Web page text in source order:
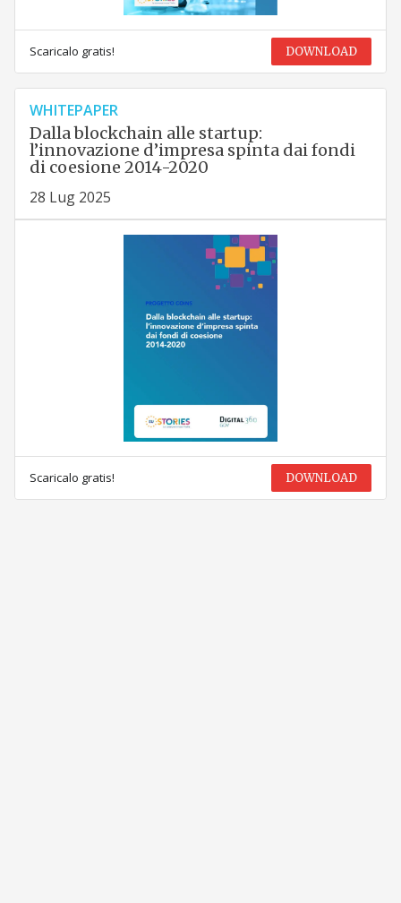
Scaricalo gratis! DOWNLOAD
WHITEPAPER
Dalla blockchain alle startup:
l’innovazione d’impresa spinta dai fondi
di coesione 2014-2020
28 Lug 2025
Scaricalo gratis! DOWNLOAD